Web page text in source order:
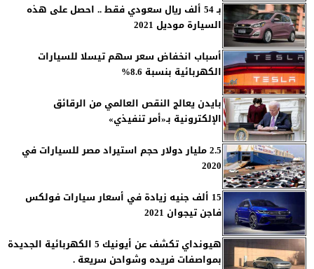
بـ 54 ألف ريال سعودي فقط .. احصل على هذه
السيارة موديل 2021
أسباب انخفاض سعر سهم تيسلا للسيارات
الكهربائية بنسبة 8.6%
بايدن يعالج النقص العالمي من الرقائق
الإلكترونية بـ«أمر تنفيذي»
2.5 مليار دولار حجم استيراد مصر للسيارات في
2020
15 ألف جنيه زيادة في أسعار سيارات فولكس
فاجن تيجوان 2021
هيونداي تكشف عن أيونيك 5 الكهربائية الجديدة
بمواصفات فريده وشواحن سريعة .